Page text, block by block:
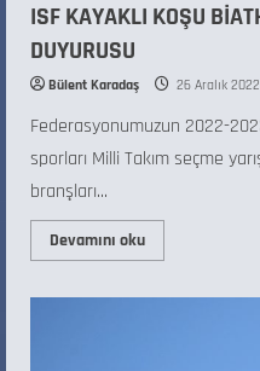
ISF KAYAKLI KOŞU
DUYURUSU
Bülent Karadaş 26 Aralık 2022
Federasyonumuzun 2022-
sporları Milli Takım seçme
branşları...
Devamını oku